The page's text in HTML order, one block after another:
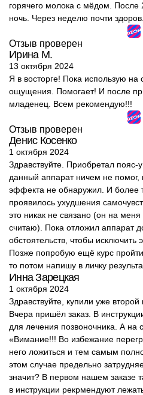
горячего молока с мёдом. После
ночь. Через неделю почти здоров.
Отзыв проверен
Ирина М.
13 октября 2024
Я в восторге! Пока использую на
ощущения. Помогает! И после
младенец. Всем рекомендую!!!
Отзыв проверен
Денис Косенко
1 октября 2024
Здравствуйте. Приобретал пояс-
данный аппарат ничем не помог,
эффекта не обнаружил. И более
проявилось ухудшения
это никак не связано (он на меня
считаю). Пока отложил аппарат
обстоятельств, чтобы исключить
Позже попробую ещё курс
то потом напишу в личку
Инна Зарецкая
1 октября 2024
Здравствуйте, купили уже
Вчера пришёл заказ. В
для лечения позвоночника. А на
«Вимание!!! Во избежание
него ложиться и тем самым
этом случае предельно
значит? В первом нашем заказе
в инструкции рекрмендуют